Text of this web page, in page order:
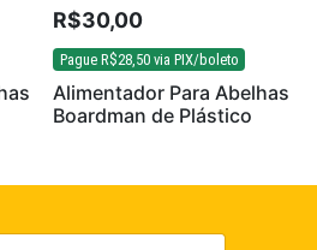
R$30,00
Pague R$28,50 via PIX/boleto
Alimentador Para Abelhas
Boardman de Plástico